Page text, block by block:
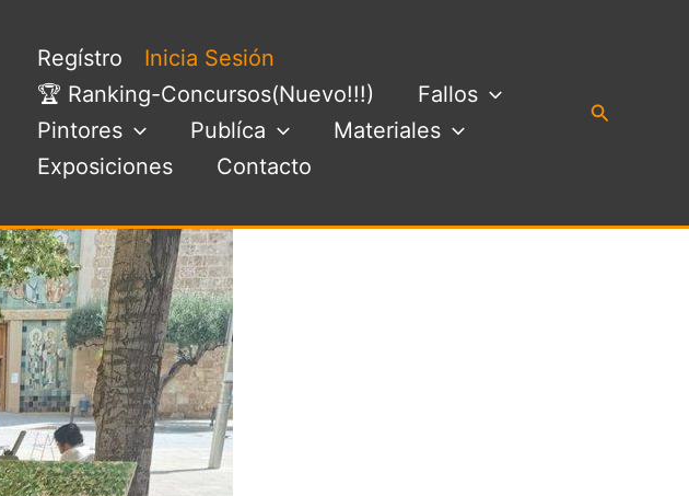
Regístro
Inicia Sesión
🏆 Ranking-Concursos(Nuevo!!!)
Fallos
Pintores
Publíca
Materiales
Exposiciones
Contacto
Buscar